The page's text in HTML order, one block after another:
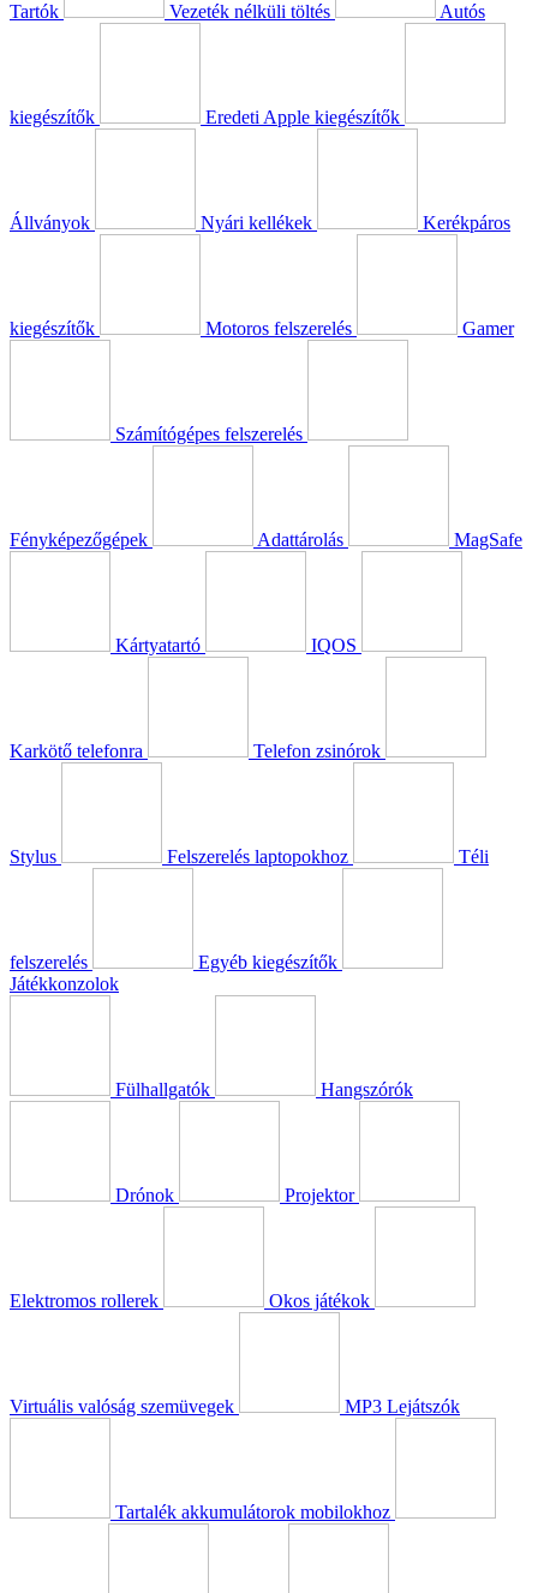
Tartók Vezeték nélküli töltés Autós
kiegészítők Eredeti Apple kiegészítők
Állványok Nyári kellékek Kerékpáros
kiegészítők Motoros felszerelés Gamer
Számítógépes felszerelés
Fényképezőgépek Adattárolás MagSafe
Kártyatartó IQOS
Karkötő telefonra Telefon zsinórok
Stylus Felszerelés laptopokhoz Téli
felszerelés
Egyéb kiegészítők
Játékkonzolok
Fülhallgatók Hangszórók
Drónok Projektor
Elektromos rollerek Okos játékok
Virtuális valóság szemüvegek MP3 Lejátszók
Tartalék akkumulátorok mobilokhoz